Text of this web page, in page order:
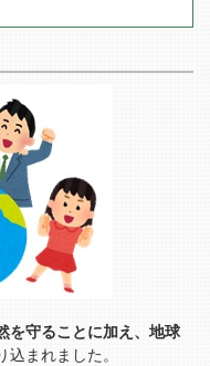
を守ることに加え、地球
込まれました。